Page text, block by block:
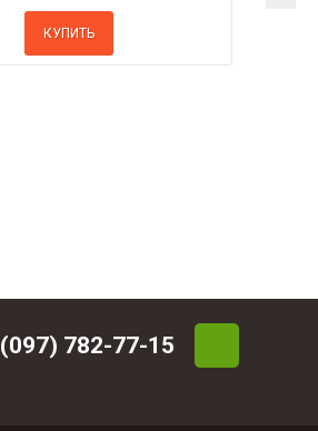
КУПИТЬ
(097) 782-77-15